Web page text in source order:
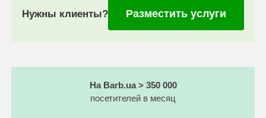
Нужны клиенты? Разместить услуги
На Barb.ua > 350 000
посетителей в месяц